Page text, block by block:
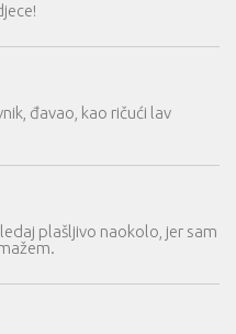
đavao, kao ričući lav
plašljivo naokolo, jer sam